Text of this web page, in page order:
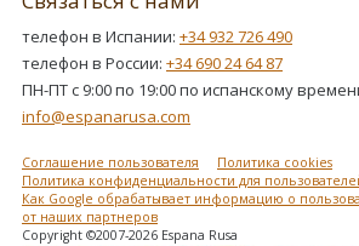
телефон в Испании: +34 932 726 490
телефон в России: +34 690 24 64 87
ПН-ПТ с 9:00 по 19:00 по испанскому
info@espanarusa.com
Соглашение пользователя
Политика cookies
Политика конфиденциальности для
Как Google обрабатывает информацию о
от наших партнеров
Copyright ©2007-2026 Espana Rusa